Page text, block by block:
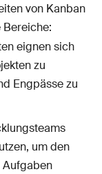
von Kanban
eignen sich
zu
Engpässe zu
um den
Aufgaben